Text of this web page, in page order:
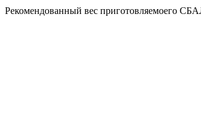
Рекомендованный вес приготовляемоего